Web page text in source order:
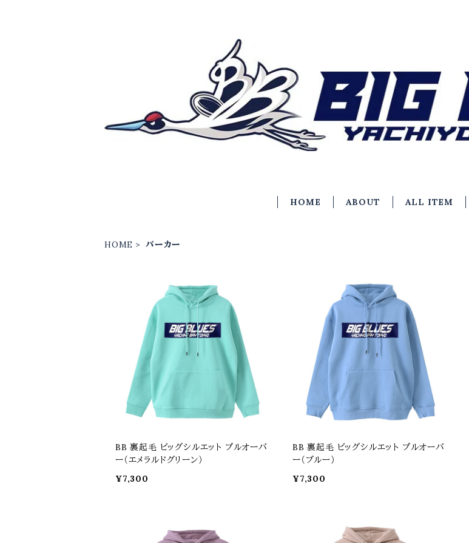
HOME ABOUT ALL ITEM
HOME パーカー
BB 裏起毛 ビッグシルエット プルオーバ
ー（エメラルドグリーン）
¥7,300
BB 裏起毛 ビッグシルエット プルオーバ
ー（ブルー）
¥7,300